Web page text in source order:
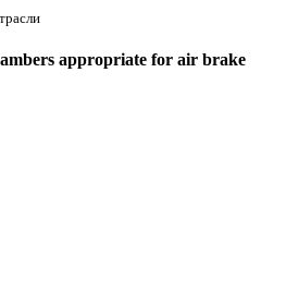
appropriate for air brake